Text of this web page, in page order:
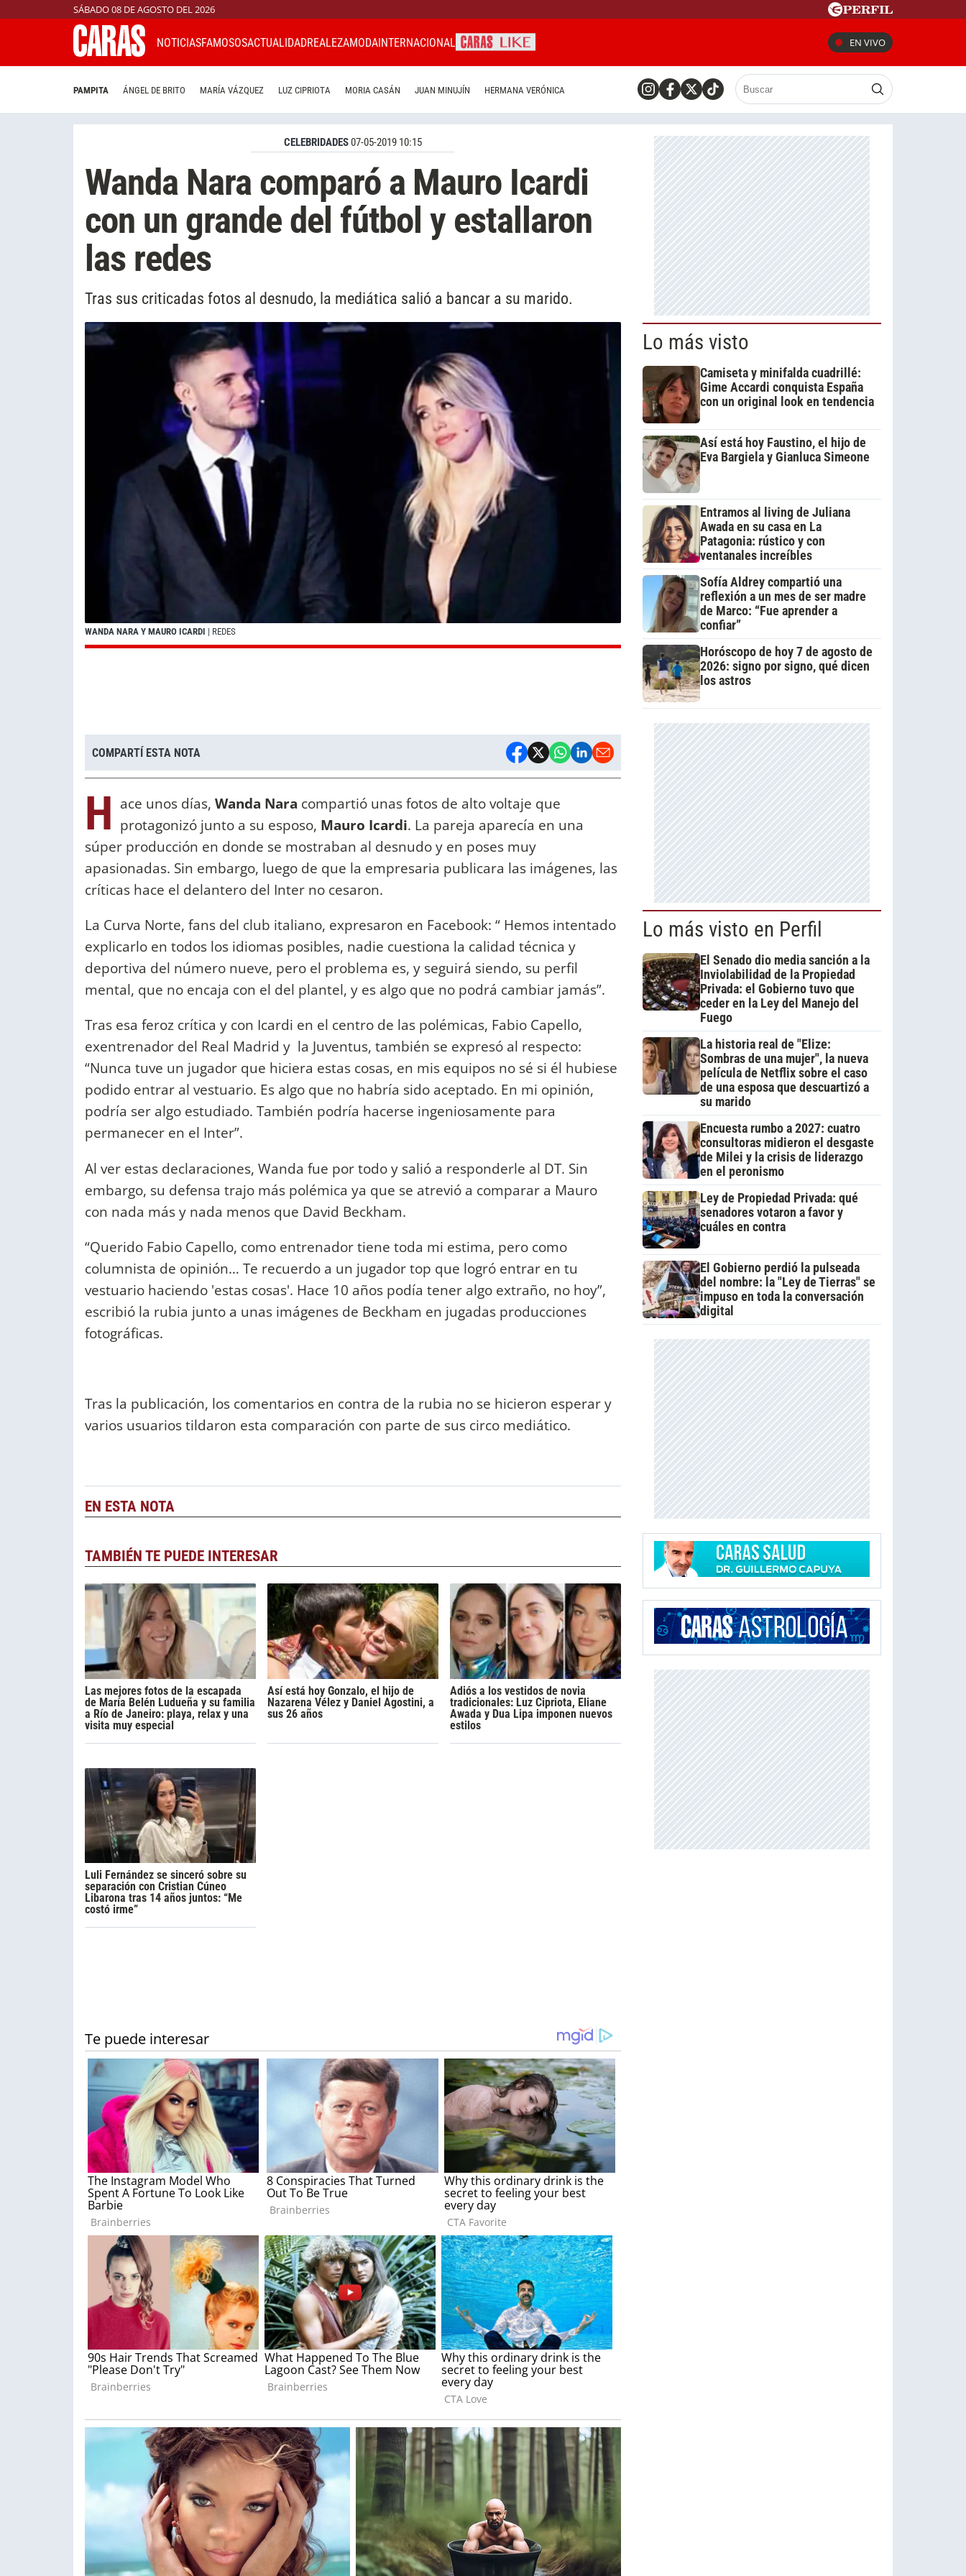
SÁBADO 08 DE AGOSTO DEL 2026
NOTICIASFAMOSOSACTUALIDADREALEZAMODAINTERNACIONAL EN VIVO
PAMPITA ÁNGEL DE BRITO MARÍA VÁZQUEZ LUZ CIPRIOTA MORIA CASÁN JUAN MINUJÍN HERMANA VERÓNICA
CELEBRIDADES07-05-2019 10:15
Wanda Nara comparó a Mauro Icardi
con un grande del fútbol y estallaron
las redes
Tras sus criticadas fotos al desnudo, la mediática salió a bancar a su marido.
WANDA NARA Y MAURO ICARDI | REDES
COMPARTÍ ESTA NOTA
H ace unos días, Wanda Nara compartió unas fotos de alto voltaje que
protagonizó junto a su esposo, Mauro Icardi. La pareja aparecía en una
súper producción en donde se mostraban al desnudo y en poses muy
apasionadas. Sin embargo, luego de que la empresaria publicara las imágenes, las
críticas hace el delantero del Inter no cesaron.
La Curva Norte, fans del club italiano, expresaron en Facebook: “ Hemos intentado
explicarlo en todos los idiomas posibles, nadie cuestiona la calidad técnica y
deportiva del número nueve, pero el problema es, y seguirá siendo, su perfil
mental, que no encaja con el del plantel, y es algo que no podrá cambiar jamás”.
Tras esa feroz crítica y con Icardi en el centro de las polémicas, Fabio Capello,
exentrenador del Real Madrid y la Juventus, también se expresó al respecto:
“Nunca tuve un jugador que hiciera estas cosas, en mis equipos no sé si él hubiese
podido entrar al vestuario. Es algo que no habría sido aceptado. En mi opinión,
podría ser algo estudiado. También podría hacerse ingeniosamente para
permanecer en el Inter”.
Al ver estas declaraciones, Wanda fue por todo y salió a responderle al DT. Sin
embargo, su defensa trajo más polémica ya que se atrevió a comparar a Mauro
con nada más y nada menos que David Beckham.
“Querido Fabio Capello, como entrenador tiene toda mi estima, pero como
columnista de opinión… Te recuerdo a un jugador top que logró entrar en tu
vestuario haciendo 'estas cosas'. Hace 10 años podía tener algo extraño, no hoy”,
escribió la rubia junto a unas imágenes de Beckham en jugadas producciones
fotográficas.
Tras la publicación, los comentarios en contra de la rubia no se hicieron esperar y
varios usuarios tildaron esta comparación con parte de sus circo mediático.
EN ESTA NOTA
TAMBIÉN TE PUEDE INTERESAR
Las mejores fotos de la escapada
de María Belén Ludueña y su familia
a Río de Janeiro: playa, relax y una
visita muy especial
Así está hoy Gonzalo, el hijo de
Nazarena Vélez y Daniel Agostini, a
sus 26 años
Adiós a los vestidos de novia
tradicionales: Luz Cipriota, Eliane
Awada y Dua Lipa imponen nuevos
estilos
Luli Fernández se sinceró sobre su
separación con Cristian Cúneo
Libarona tras 14 años juntos: “Me
costó irme”
Lo más visto
Camiseta y minifalda cuadrillé:
Gime Accardi conquista España
con un original look en tendencia
Así está hoy Faustino, el hijo de
Eva Bargiela y Gianluca Simeone
Entramos al living de Juliana
Awada en su casa en La
Patagonia: rústico y con
ventanales increíbles
Sofía Aldrey compartió una
reflexión a un mes de ser madre
de Marco: “Fue aprender a
confiar”
Horóscopo de hoy 7 de agosto de
2026: signo por signo, qué dicen
los astros
Lo más visto en Perfil
El Senado dio media sanción a la
Inviolabilidad de la Propiedad
Privada: el Gobierno tuvo que
ceder en la Ley del Manejo del
Fuego
La historia real de "Elize:
Sombras de una mujer", la nueva
película de Netflix sobre el caso
de una esposa que descuartizó a
su marido
Encuesta rumbo a 2027: cuatro
consultoras midieron el desgaste
de Milei y la crisis de liderazgo
en el peronismo
Ley de Propiedad Privada: qué
senadores votaron a favor y
cuáles en contra
El Gobierno perdió la pulseada
del nombre: la "Ley de Tierras" se
impuso en toda la conversación
digital